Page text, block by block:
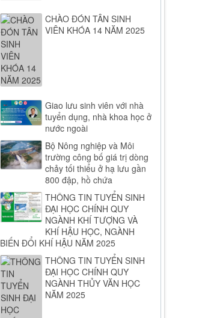
CHÀO ĐÓN TÂN SINH
VIÊN KHÓA 14 NĂM 2025
Giao lưu sinh viên với nhà
tuyển dụng, nhà khoa học ở
nước ngoài
Bộ Nông nghiệp và Môi
trường công bố giá trị dòng
chảy tối thiểu ở hạ lưu gần
800 đập, hồ chứa
THÔNG TIN TUYỂN SINH
ĐẠI HỌC CHÍNH QUY
NGÀNH KHÍ TƯỢNG VÀ
KHÍ HẬU HỌC, NGÀNH
BIẾN ĐỔI KHÍ HẬU NĂM 2025
THÔNG TIN TUYỂN SINH
ĐẠI HỌC CHÍNH QUY
NGÀNH THỦY VĂN HỌC
NĂM 2025